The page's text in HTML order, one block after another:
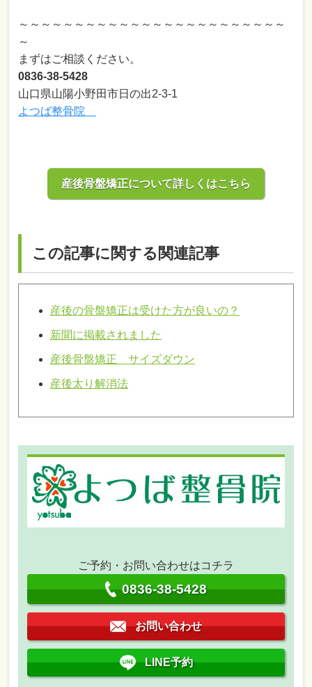
～～～～～～～～～～～～～～～～～～～～～～～～
～
まずはご相談ください。
0836-38-5428
山口県山陽小野田市日の出2-3-1
よつば整骨院
産後骨盤矯正について詳しくはこちら
この記事に関する関連記事
産後の骨盤矯正は受けた方が良いの？
新聞に掲載されました
産後骨盤矯正 サイズダウン
産後太り解消法
ご予約・お問い合わせはコチラ
0836-38-5428
お問い合わせ
LINE予約